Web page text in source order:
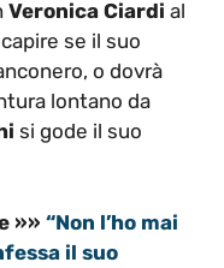
Veronica Ciardi al
se il suo
o dovrà
lontano da
si gode il suo
»» “Non l’ho mai
il suo